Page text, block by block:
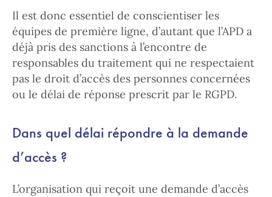
Il est donc essentiel de conscientiser les
équipes de première ligne, d’autant que l’APD a
déjà pris des sanctions à l’encontre de
responsables du traitement qui ne respectaient
pas le droit d’accès des personnes concernées
ou le délai de réponse prescrit par le RGPD.
Dans quel délai répondre à la demande
d’accès ?
L’organisation qui reçoit une demande d’accès